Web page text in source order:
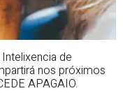
de
nos próximos
APAGAIO.